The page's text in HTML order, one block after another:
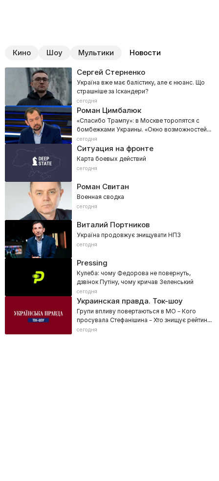
Кино Шоу Мультики Новости
Сергей Стерненко
Україна вже має балістику, але є нюанс. Що
страшніше за Іскандери?
сегодня
Роман Цимбалюк
«Спасибо Трампу»: в Москве торопятся с
бомбежками Украины. «Окно возможностей
скоро закроется»!
сегодня
Ситуация на фронте
Карта боевых действий
сегодня
Роман Свитан
Военная сводка
сегодня
Виталий Портников
Україна продовжує знищувати НПЗ
сегодня
Pressing
Кулеба: чому Федорова не повернуть,
дзвінок Путіну, чому кричав Зеленський
сегодня
Украинская правда. Ток-шоу
Групи впливу повертаються в МО – Кого
просувала Стефанішина – Хто знищує рейтинг
Зеленського? – ТКАЧ
сегодня